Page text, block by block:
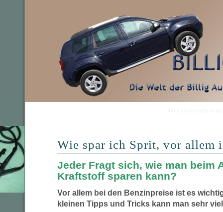
Wie spar ich Sprit, vor allem
Jeder Fragt sich, wie man beim
Kraftstoff sparen kann?
Vor allem bei den Benzinpreise ist es
kleinen Tipps und Tricks kann man sehr